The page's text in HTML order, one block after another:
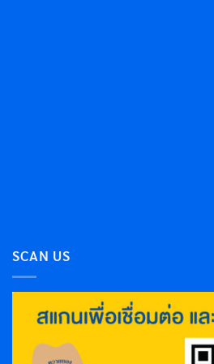
SCAN US